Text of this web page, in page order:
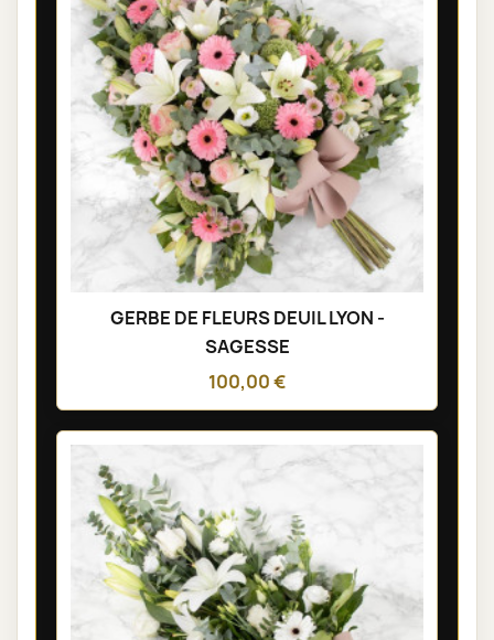
GERBE DE FLEURS DEUIL LYON -
SAGESSE
100,00 €